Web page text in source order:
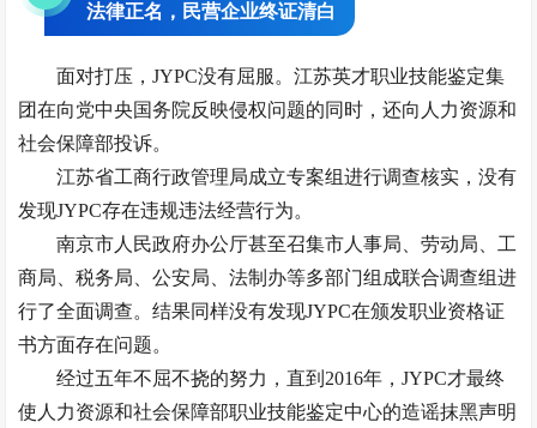
法律正名，民营企业终证清白
面对打压，JYPC没有屈服。江苏英才职业技能鉴定集
团在向党中央国务院反映侵权问题的同时，还向人力资源和
社会保障部投诉。
江苏省工商行政管理局成立专案组进行调查核实，没有
发现JYPC存在违规违法经营行为。
南京市人民政府办公厅甚至召集市人事局、劳动局、工
商局、税务局、公安局、法制办等多部门组成联合调查组进
行了全面调查。结果同样没有发现JYPC在颁发职业资格证
书方面存在问题。
经过五年不屈不挠的努力，直到2016年，JYPC才最终
使人力资源和社会保障部职业技能鉴定中心的造谣抹黑声明